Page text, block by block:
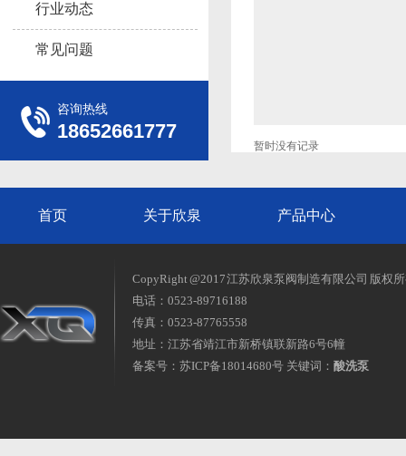
行业动态
常见问题
咨询热线
18652661777
暂时没有记录
首页 关于欣泉 产品中心
CopyRight @2017 江苏欣泉泵阀制造有限公司 版权
电话：0523-89716188
传真：0523-87765558
地址：江苏省靖江市新桥镇联新路6号6幢
备案号： 苏ICP备18014680号 关键词： 酸洗泵